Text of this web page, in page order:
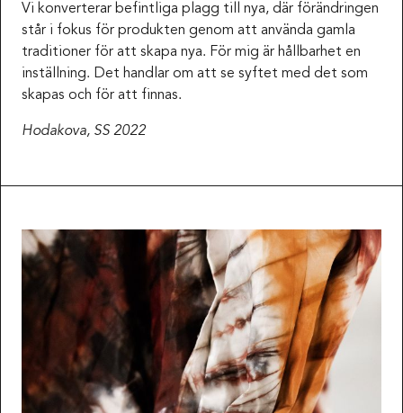
Vi konverterar befintliga plagg till nya, där förändringen
står i fokus för produkten genom att använda gamla
traditioner för att skapa nya. För mig är hållbarhet en
inställning. Det handlar om att se syftet med det som
skapas och för att finnas.
Hodakova, SS 2022